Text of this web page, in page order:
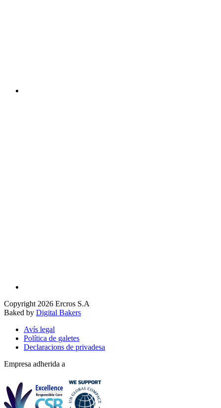
Copyright 2026 Ercros S.A
Baked by Digital Bakers
Avís legal
Política de galetes
Declaracions de privadesa
Empresa adherida a